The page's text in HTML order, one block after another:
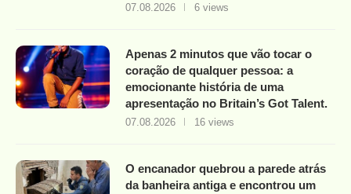
07.08.2026 6 views
Apenas 2 minutos que vão tocar o
coração de qualquer pessoa: a
emocionante história de uma
apresentação no Britain’s Got Talent.
07.08.2026 16 views
O encanador quebrou a parede atrás
da banheira antiga e encontrou um